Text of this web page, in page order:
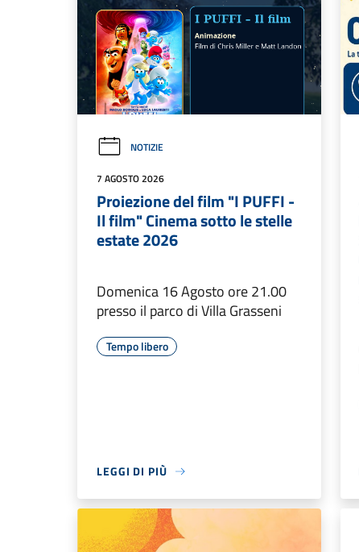
NOTIZIE
7 AGOSTO 2026
Proiezione del film "I PUFFI -
Il film" Cinema sotto le stelle
estate 2026
Domenica 16 Agosto ore 21.00
presso il parco di Villa Grasseni
Tempo libero
LEGGI DI PIÙ